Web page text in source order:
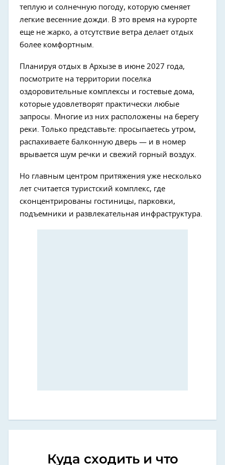
теплую и солнечную погоду, которую сменяет
легкие весенние дожди. В это время на курорте
еще не жарко, а отсутствие ветра делает отдых
более комфортным.
Планируя отдых в Архызе в июне 2027 года,
посмотрите на территории поселка
оздоровительные комплексы и гостевые дома,
которые удовлетворят практически любые
запросы. Многие из них расположены на берегу
реки. Только представьте: просыпаетесь утром,
распахиваете балконную дверь — и в номер
врывается шум речки и свежий горный воздух.
Но главным центром притяжения уже несколько
лет считается туристский комплекс, где
сконцентрированы гостиницы, парковки,
подъемники и развлекательная инфраструктура.
Куда сходить и что